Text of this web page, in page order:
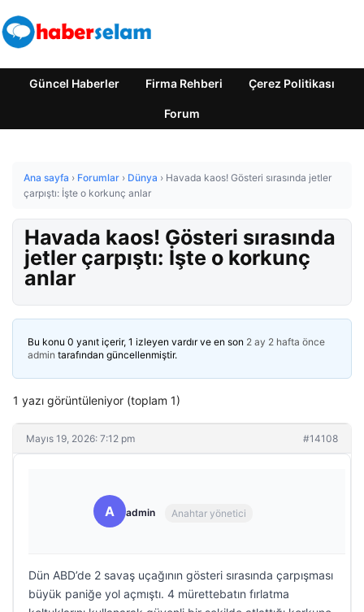
Güncel Haberler Firma Rehberi Çerez Politikası
Forum
Ana sayfa › Forumlar › Dünya › Havada kaos! Gösteri sırasında jetler
çarpıştı: İşte o korkunç anlar
Havada kaos! Gösteri sırasında
jetler çarpıştı: İşte o korkunç
anlar
Bu konu 0 yanıt içerir, 1 izleyen vardır ve en son 2 ay 2 hafta önce
admin tarafından güncellenmiştir.
1 yazı görüntüleniyor (toplam 1)
Mayıs 19, 2026: 7:12 pm #14108
A admin Anahtar yönetici
Dün ABD’de 2 savaş uçağının gösteri sırasında çarpışması
büyük paniğe yol açmıştı. 4 mürettebatın fırlatma